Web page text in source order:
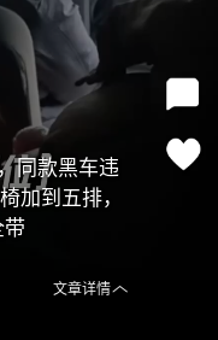
同款黑车违
加到五排，
带
文章详情